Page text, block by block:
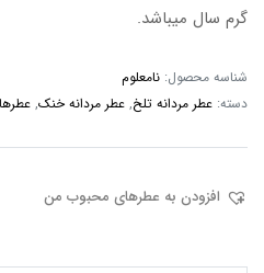
گرم سال میباشد.
شناسه محصول: نامعلوم
دسته: عطر مردانه تلخ, عطر مردانه خنک,
افزودن به عطرهای محبوب من